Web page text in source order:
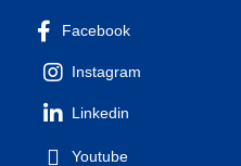
Facebook
Instagram
Linkedin
Youtube